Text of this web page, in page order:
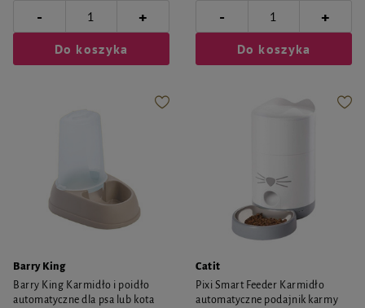
- +
Do koszyka
- +
Do koszyka
Barry King
Barry King Karmidło i poidło
automatyczne dla psa lub kota
Catit
Pixi Smart Feeder Karmidło
automatyczne podajnik karmy